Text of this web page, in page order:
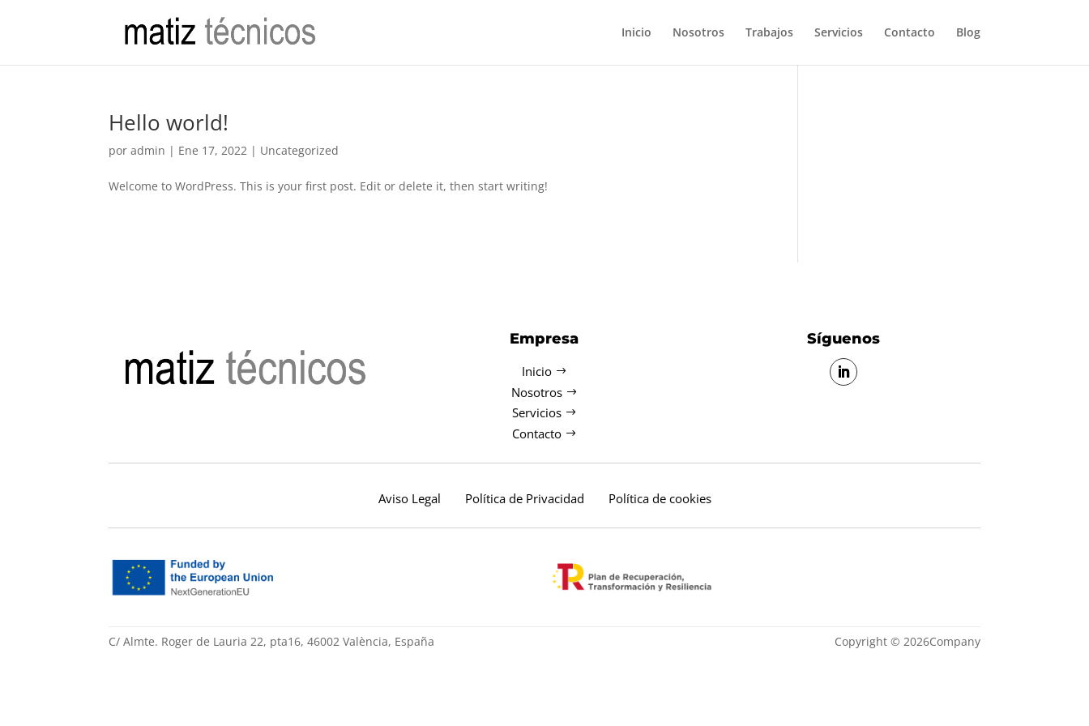
Inicio Nosotros Trabajos Servicios Contacto Blog
Hello world!
poradmin | Ene 17, 2022 | Uncategorized
Welcome to WordPress. This is your first post. Edit or delete it, then start writing!
Empresa
Inicio
Nosotros
Servicios
Contacto
Síguenos
Aviso Legal Política de Privacidad Política de cookies
C/ Almte. Roger de Lauria 22, pta16, 46002 València, España Copyright © 2026Company